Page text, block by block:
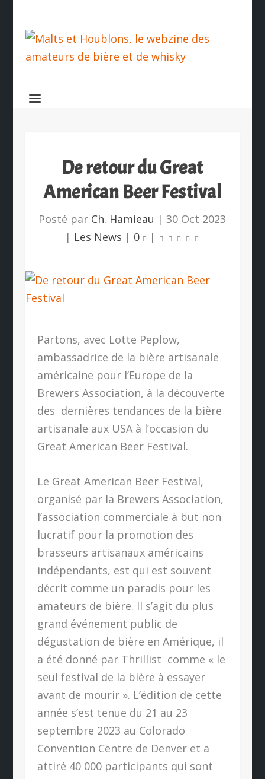
De retour du Great
American Beer Festival
Posté par Ch. Hamieau |30 Oct 2023
| Les News | 0 |
Partons, avec Lotte Peplow,
ambassadrice de la bière artisanale
américaine pour l’Europe de la
Brewers Association, à la découverte
des dernières tendances de la bière
artisanale aux USA à l’occasion du
Great American Beer Festival.
Le Great American Beer Festival,
organisé par la Brewers Association,
l’association commerciale à but non
lucratif pour la promotion des
brasseurs artisanaux américains
indépendants, est qui est souvent
décrit comme un paradis pour les
amateurs de bière. Il s’agit du plus
grand événement public de
dégustation de bière en Amérique, il
a été donné par Thrillist comme « le
seul festival de la bière à essayer
avant de mourir ». L’édition de cette
année s’est tenue du 21 au 23
septembre 2023 au Colorado
Convention Centre de Denver et a
attiré 40 000 participants qui sont